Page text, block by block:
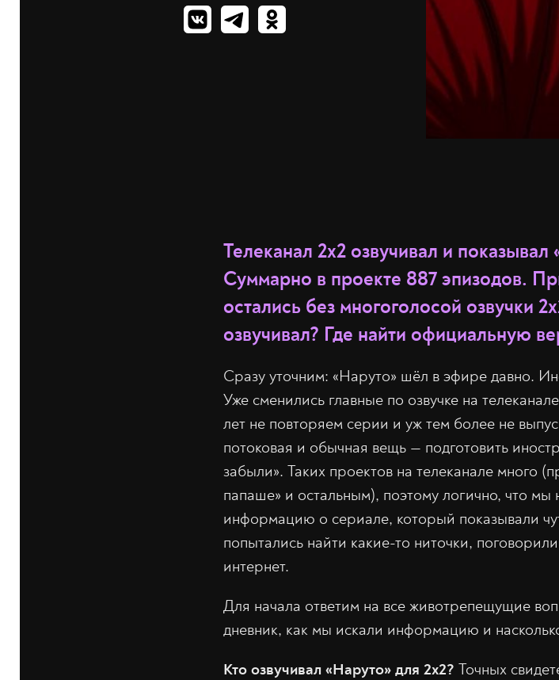
Телеканал 2х2 озвучивал и
Суммарно в проекте 887 эпизодов.
остались без многоголосой озвучки
озвучивал? Где найти официальную
Сразу уточним: «Наруто» шёл в эфире давно.
Уже сменились главные по озвучке на
лет не повторяем серии и уж тем более не
потоковая и обычная вещь — подготовить
забыли». Таких проектов на телеканале много
папаше» и остальным), поэтому логично, что
информацию о сериале, который показывали
попытались найти какие-то ниточки,
интернет.
Для начала ответим на все животрепещущие
дневник, как мы искали информацию и
Кто озвучивал «Наруто» для 2х2? Точных